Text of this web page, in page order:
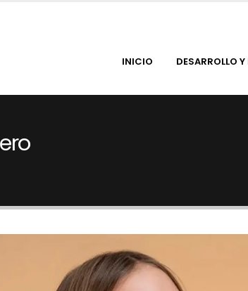
INICIO DESARROLLO